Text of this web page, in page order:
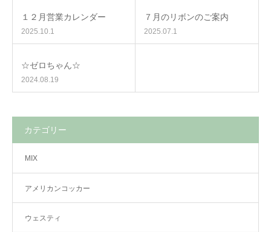
１２月営業カレンダー
2025.10.1
７月のリボンのご案内
2025.07.1
☆ゼロちゃん☆
2024.08.19
カテゴリー
MIX
アメリカンコッカー
ウェスティ